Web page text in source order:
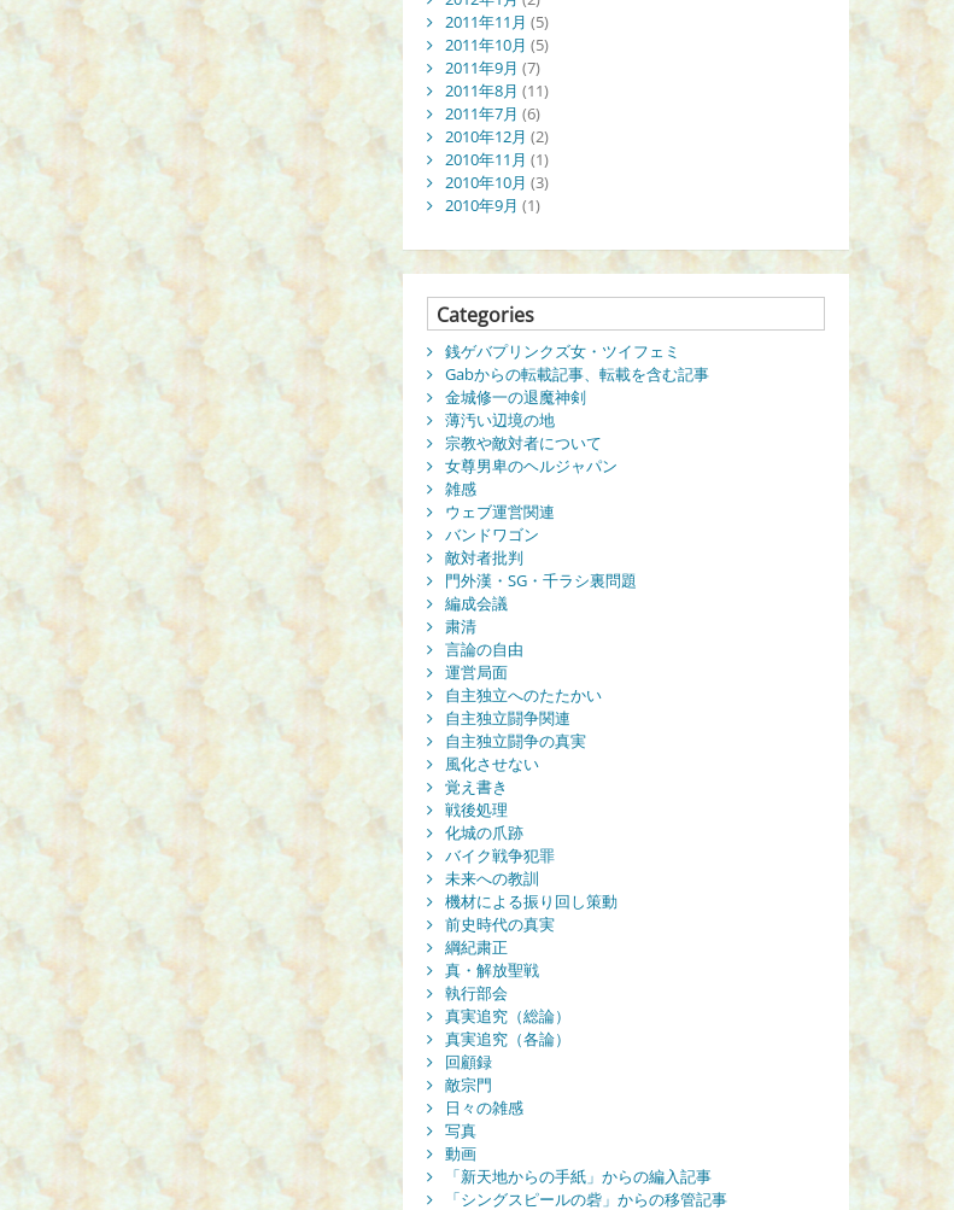
2011年11月 (5)
2011年10月 (5)
2011年9月 (7)
2011年8月 (11)
2011年7月 (6)
2010年12月 (2)
2010年11月 (1)
2010年10月 (3)
2010年9月 (1)
Categories
銭ゲバプリンクズ女・ツイフェミ
Gabからの転載記事、転載を含む記事
金城修一の退魔神剣
薄汚い辺境の地
宗教や敵対者について
女尊男卑のヘルジャパン
雑感
ウェブ運営関連
バンドワゴン
敵対者批判
門外漢・SG・千ラシ裏問題
編成会議
粛清
言論の自由
運営局面
自主独立へのたたかい
自主独立闘争関連
自主独立闘争の真実
風化させない
覚え書き
戦後処理
化城の爪跡
バイク戦争犯罪
未来への教訓
機材による振り回し策動
前史時代の真実
綱紀粛正
真・解放聖戦
執行部会
真実追究（総論）
真実追究（各論）
回顧録
敵宗門
日々の雑感
写真
動画
「新天地からの手紙」からの編入記事
「シングスピールの砦」からの移管記事